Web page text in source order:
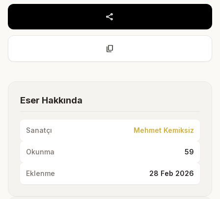
share
content_copy
Eser Hakkında
Sanatçı Mehmet Kemiksiz
Okunma 59
Eklenme 28 Feb 2026